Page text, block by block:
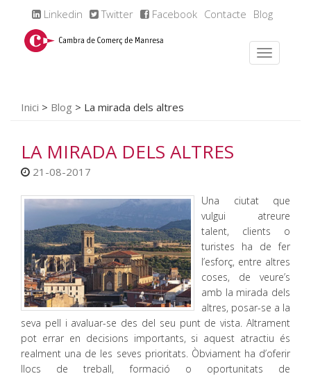
Linkedin Twitter Facebook Contacte Blog
Inici > Blog > La mirada dels altres
LA MIRADA DELS ALTRES
21-08-2017
Una ciutat que
vulgui atreure
talent, clients o
turistes ha de fer
l’esforç, entre altres
coses, de veure’s
amb la mirada dels
altres, posar-se a la
seva pell i avaluar-se des del seu punt de vista. Altrament
pot errar en decisions importants, si aquest atractiu és
realment una de les seves prioritats. Òbviament ha d’oferir
llocs de treball, formació o oportunitats de